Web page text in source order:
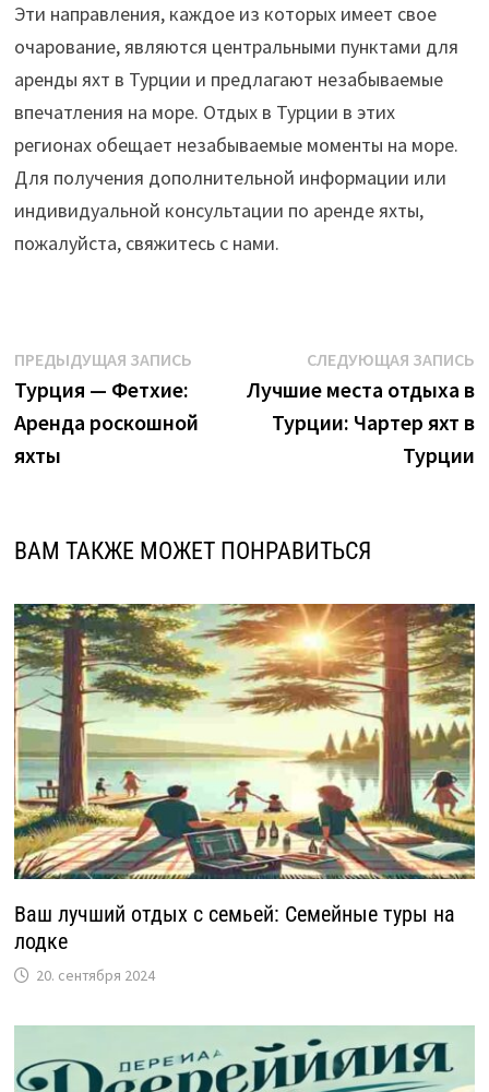
Эти направления, каждое из которых имеет свое
очарование, являются центральными пунктами для
аренды яхт в Турции и предлагают незабываемые
впечатления на море. Отдых в Турции в этих
регионах обещает незабываемые моменты на море.
Для получения дополнительной информации или
индивидуальной консультации по аренде яхты,
пожалуйста, свяжитесь с нами.
Навигация
по
записям
ПРЕДЫДУЩАЯ ЗАПИСЬПредыдущая
запись:
Турция — Фетхие:
Аренда роскошной
яхты
СЛЕДУЮЩАЯ ЗАПИСЬ
Лучшие места отдыха в
Турции: Чартер яхт в
Турции
ВАМ ТАКЖЕ МОЖЕТ ПОНРАВИТЬСЯ
Ваш лучший отдых с семьей: Семейные туры на
лодке
20. сентября 2024